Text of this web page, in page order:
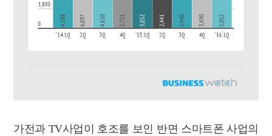
가전과 TV사업이 호조를 보인 반면 스마트폰 사업의